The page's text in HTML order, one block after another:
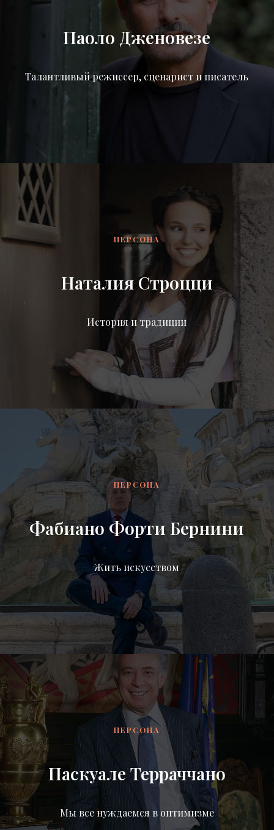
Паоло Дженовезе
Талантливый режиссер, сценарист и писатель
ПЕРСОНА
Наталия Строцци
История и традиции
ПЕРСОНА
Фабиано Форти Бернини
Жить искусством
ПЕРСОНА
Паскуале Терраччано
Мы все нуждаемся в оптимизме